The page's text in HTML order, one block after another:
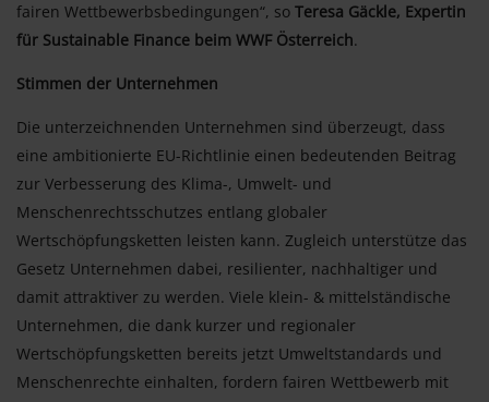
fairen Wettbewerbsbedingungen“, so Teresa Gäckle, Expertin
für Sustainable Finance beim WWF Österreich.
Stimmen der Unternehmen
Die unterzeichnenden Unternehmen sind überzeugt, dass
eine ambitionierte EU-Richtlinie einen bedeutenden Beitrag
zur Verbesserung des Klima-, Umwelt- und
Menschenrechtsschutzes entlang globaler
Wertschöpfungsketten leisten kann. Zugleich unterstütze das
Gesetz Unternehmen dabei, resilienter, nachhaltiger und
damit attraktiver zu werden. Viele klein- & mittelständische
Unternehmen, die dank kurzer und regionaler
Wertschöpfungsketten bereits jetzt Umweltstandards und
Menschenrechte einhalten, fordern fairen Wettbewerb mit